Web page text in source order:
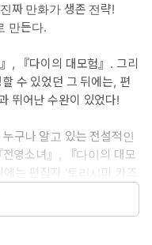
짜 만화가 생존 전략!
만든다.
, 『다이의 대모험』. 그리
수 있었던 그 뒤에는, 편
뛰어난 수완이 있었다!
구나 알고 있는 전설적인
영소녀』, 『다이의 대모
는 편집자 ‘토리시마 카즈
를 치는 미다스의 손, 토리
에서 만화를 만들어내는